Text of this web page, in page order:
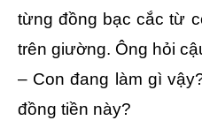
từng đồng bạc cắc từ
trên giường. Ông hỏi
– Con đang làm gì
đồng tiền này?